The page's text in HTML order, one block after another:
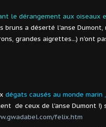
le dérangement aux oiseaux
bruns a déserté l'anse
grandes aigrettes...) n'ont
dégats causés au monde marin ,
de ceux de l'anse Dumont !)
felix.htm